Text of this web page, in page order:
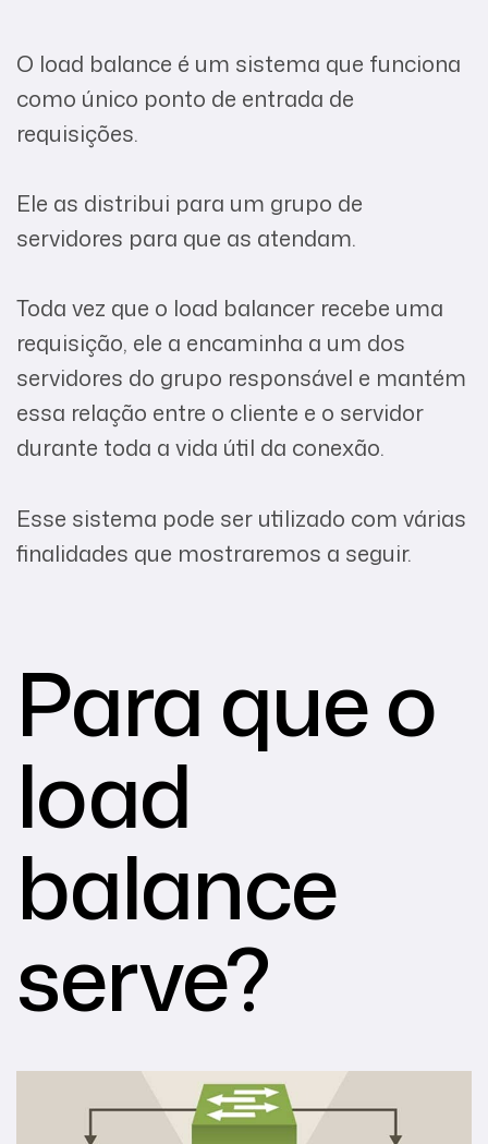
O load balance é um sistema que funciona
como único ponto de entrada de
requisições.
Ele as distribui para um grupo de
servidores para que as atendam.
Toda vez que o load balancer recebe uma
requisição, ele a encaminha a um dos
servidores do grupo responsável e mantém
essa relação entre o cliente e o servidor
durante toda a vida útil da conexão.
Esse sistema pode ser utilizado com várias
finalidades que mostraremos a seguir.
Para que o
load
balance
serve?